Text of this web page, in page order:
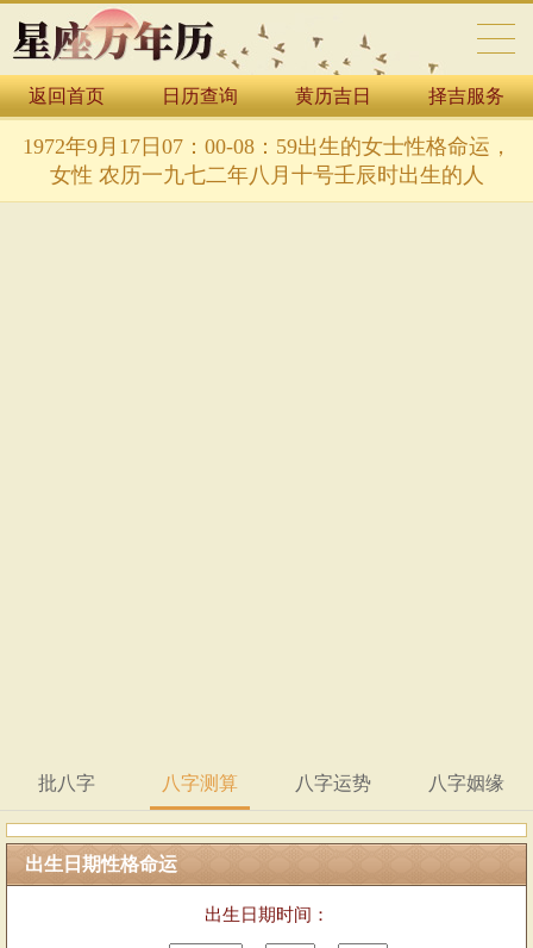
万年历表
返回首页 日历查询 黄历吉日 择吉服务
1972年9月17日07：00-08：59出生的女士性格命运，
女性 农历一九七二年八月十号壬辰时出生的人
批八字 八字测算 八字运势 八字姻缘
出生日期性格命运
出生日期时间：